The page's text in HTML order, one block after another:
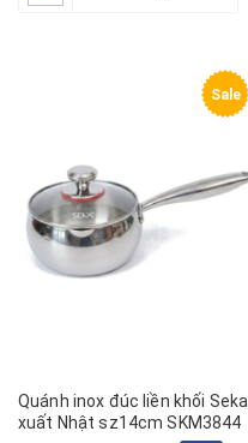
Sale
Quánh inox đúc liền khối Seka
xuất Nhật sz14cm SKM3844